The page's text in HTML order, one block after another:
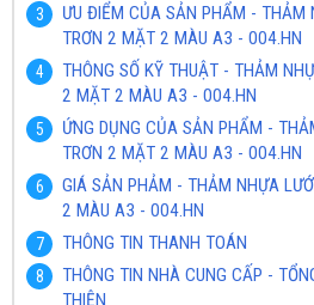
ƯU ĐIỂM CỦA SẢN PHẨM - THẢM
TRƠN 2 MẶT 2 MÀU A3 - 004.HN
THÔNG SỐ KỸ THUẬT - THẢM
2 MẶT 2 MÀU A3 - 004.HN
ỨNG DỤNG CỦA SẢN PHẨM -
TRƠN 2 MẶT 2 MÀU A3 - 004.HN
GIÁ SẢN PHẢM - THẢM NHỰA
2 MÀU A3 - 004.HN
THÔNG TIN THANH TOÁN
THÔNG TIN NHÀ CUNG CẤP -
THIỆN